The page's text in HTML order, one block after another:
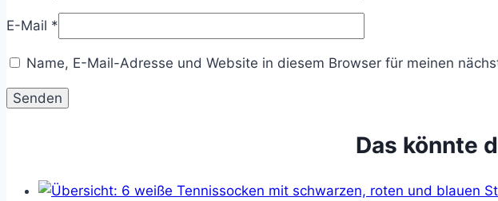
E-Mail *
Name, E-Mail-Adresse und Website in diesem Browser für meinen
Das könnte